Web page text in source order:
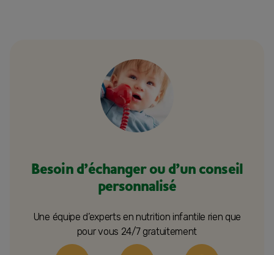
Besoin d’échanger ou d’un conseil
personnalisé
Une équipe d’experts en nutrition infantile rien que
pour vous 24/7 gratuitement